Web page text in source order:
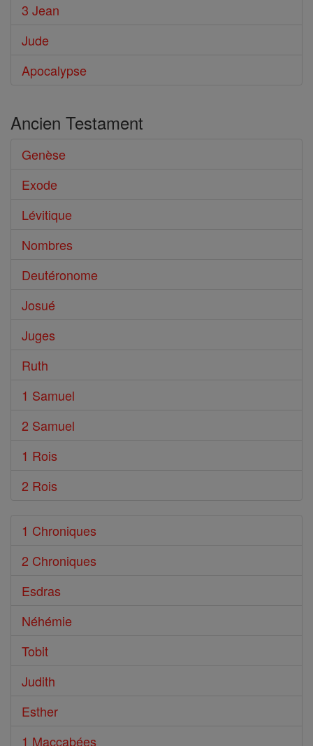
3 Jean
Jude
Apocalypse
Ancien Testament
Genèse
Exode
Lévitique
Nombres
Deutéronome
Josué
Juges
Ruth
1 Samuel
2 Samuel
1 Rois
2 Rois
1 Chroniques
2 Chroniques
Esdras
Néhémie
Tobit
Judith
Esther
1 Maccabées